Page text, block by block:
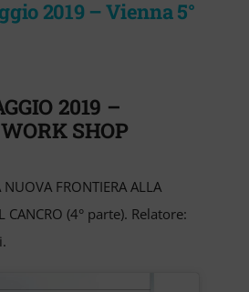
2019 – Vienna 5°
2019 –
SHOP
FRONTIERA ALLA
CANCRO (4° parte). Relatore: